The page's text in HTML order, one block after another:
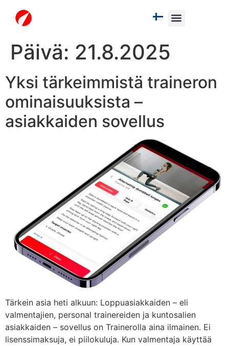
Päivä: 21.8.2025
Yksi tärkeimmistä traineron
ominaisuuksista –
asiakkaiden sovellus
Tärkein asia heti alkuun: Loppuasiakkaiden – eli
valmentajien, personal trainereiden ja kuntosalien
asiakkaiden – sovellus on Trainerolla aina ilmainen. Ei
lisenssimaksuja, ei piilokuluja. Kun valmentaja käyttää